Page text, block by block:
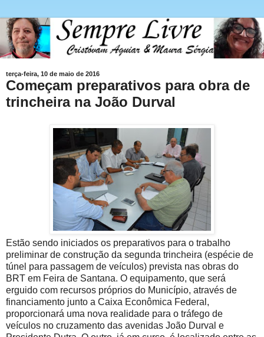
terça-feira, 10 de maio de 2016
Começam preparativos para obra de
trincheira na João Durval
Estão sendo iniciados os preparativos para o trabalho
preliminar de construção da segunda trincheira (espécie de
túnel para passagem de veículos) prevista nas obras do
BRT em Feira de Santana. O equipamento, que será
erguido com recursos próprios do Município, através de
financiamento junto a Caixa Econômica Federal,
proporcionará uma nova realidade para o tráfego de
veículos no cruzamento das avenidas João Durval e